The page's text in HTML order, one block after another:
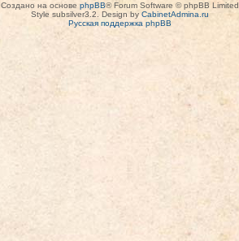
Создано на основе phpBB® Forum Software © phpBB Limited
Style subsilver3.2. Design by CabinetAdmina.ru
Русская поддержка phpBB